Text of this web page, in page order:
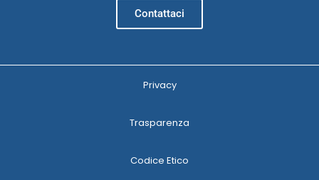
Contattaci
Privacy
Trasparenza
Codice Etico